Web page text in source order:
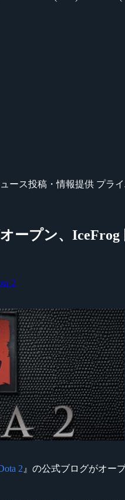
ース投稿・情報提供 プラ
ープン、
2
2 』の公式ブログがオー